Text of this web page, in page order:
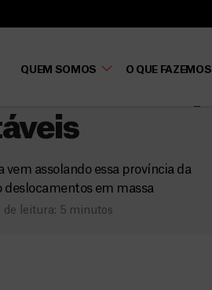
QUEM SOMOS O QUE FAZEMOS
vem assolando essa província da
deslocamentos em massa
de leitura: 5 minutos